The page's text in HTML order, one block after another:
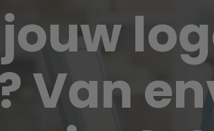
Van